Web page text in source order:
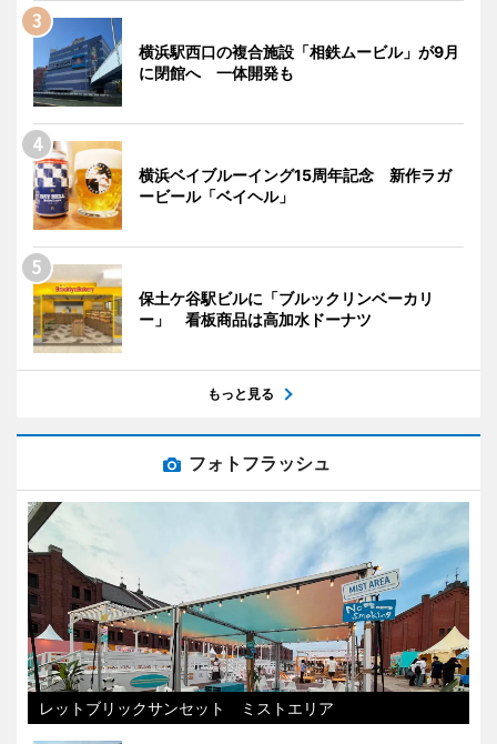
横浜駅西口の複合施設「相鉄ムービル」が9月
に閉館へ 一体開発も
横浜ベイブルーイング15周年記念 新作ラガ
ービール「ベイヘル」
保土ケ谷駅ビルに「ブルックリンベーカリ
ー」 看板商品は高加水ドーナツ
もっと見る
フォトフラッシュ
レットブリックサンセット ミストエリア